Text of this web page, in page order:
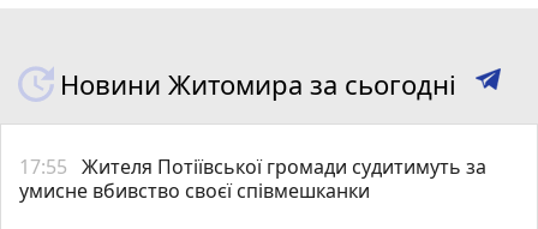
Новини Житомира за сьогодні
17:55 Жителя Потіївської громади судитимуть за
умисне вбивство своєї співмешканки